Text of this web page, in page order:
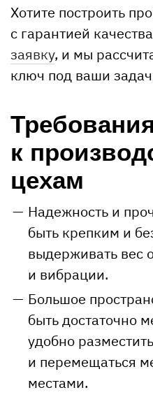
Хотите построить
с гарантией
заявку, и мы
ключ под ваши
Требования
к
цехам
Надежность и
быть крепким и
выдерживать вес
и вибрации.
Большое
быть достаточно
удобно
и перемещаться
местами.